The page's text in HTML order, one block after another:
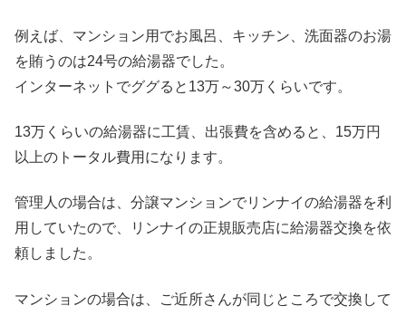
例えば、マンション用でお風呂、キッチン、洗面器のお湯
を賄うのは24号の給湯器でした。
インターネットでググると13万～30万くらいです。
13万くらいの給湯器に工賃、出張費を含めると、15万円
以上のトータル費用になります。
管理人の場合は、分譲マンションでリンナイの給湯器を利
用していたので、リンナイの正規販売店に給湯器交換を依
頼しました。
マンションの場合は、ご近所さんが同じところで交換して